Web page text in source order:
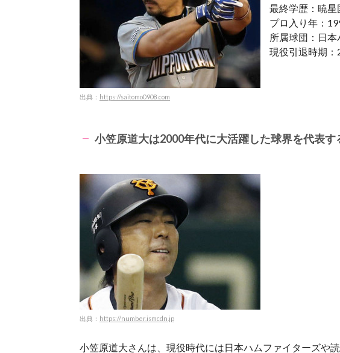
出典： https://saitomo0908.com
最終学歴：暁星
プロ入り年：
所属球団：日
現役引退時期：
小笠原道大は2000年代に大活躍した球界を代表す
出典： https://number.ismcdn.jp
小笠原道大さんは、現役時代には日本ハムファイターズや